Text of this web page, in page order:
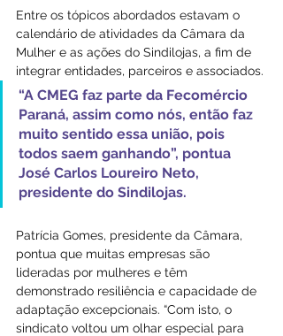
Entre os tópicos abordados estavam o
calendário de atividades da Câmara da
Mulher e as ações do Sindilojas, a fim de
integrar entidades, parceiros e associados.
“A CMEG faz parte da Fecomércio
Paraná, assim como nós, então faz
muito sentido essa união, pois
todos saem ganhando”, pontua
José Carlos Loureiro Neto,
presidente do Sindilojas.
Patrícia Gomes, presidente da Câmara,
pontua que muitas empresas são
lideradas por mulheres e têm
demonstrado resiliência e capacidade de
adaptação excepcionais. “Com isto, o
sindicato voltou um olhar especial para